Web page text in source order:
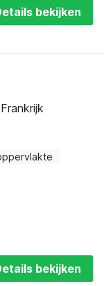
bekijken
bekijken